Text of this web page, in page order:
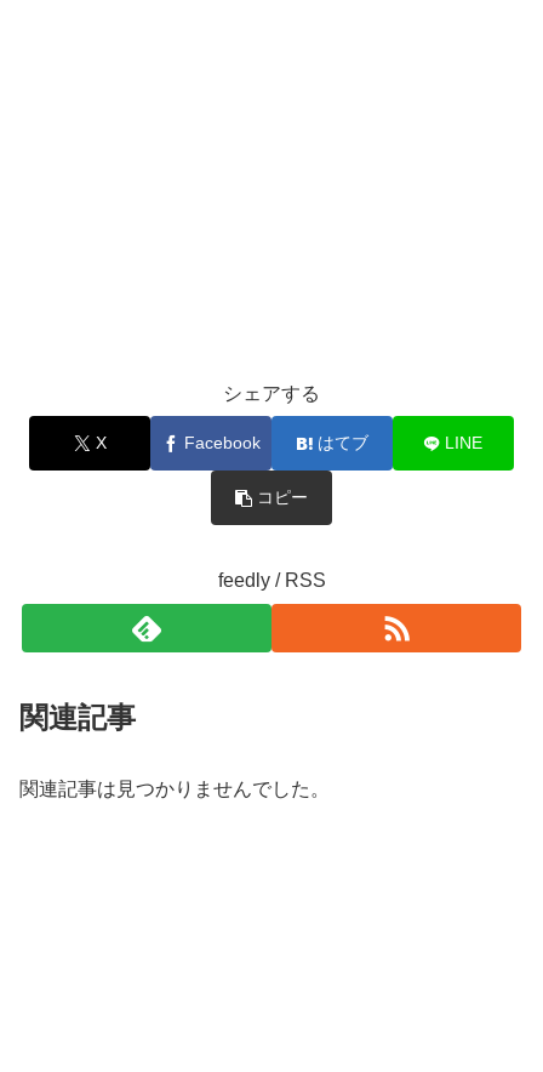
シェアする
X Facebook はてブ LINE
コピー
feedly / RSS
関連記事
関連記事は見つかりませんでした。